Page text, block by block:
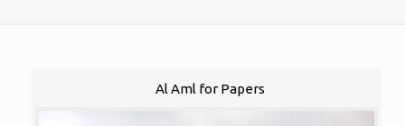
Al Aml for Papers